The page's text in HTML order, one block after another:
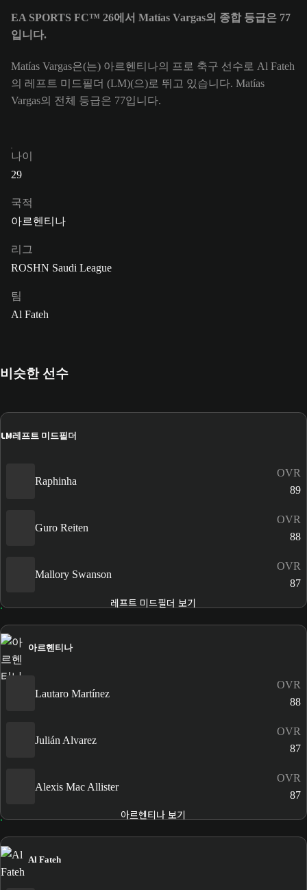
EA SPORTS FC™ 26에서 Matías Vargas의 종합 등급은 77
입니다.
Matías Vargas은(는) 아르헨티나의 프로 축구 선수로 Al Fateh
의 레프트 미드필더 (LM)(으)로 뛰고 있습니다. Matías
Vargas의 전체 등급은 77입니다.
나이
29
국적
아르헨티나
리그
ROSHN Saudi League
팀
Al Fateh
비슷한 선수
LM레프트 미드필더
Raphinha
OVR
89
Guro Reiten
OVR
88
Mallory Swanson
OVR
87
레프트 미드필더 보기
아르헨티나
Lautaro Martínez
OVR
88
Julián Alvarez
OVR
87
Alexis Mac Allister
OVR
87
아르헨티나 보기
Al Fateh